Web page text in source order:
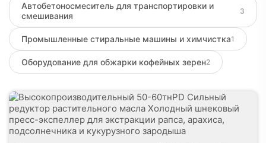
Автобетоносмеситель для транспортировки и
смешивания
3
Промышленные стиральные машины и химчистка1
Оборудование для обжарки кофейных зерен2